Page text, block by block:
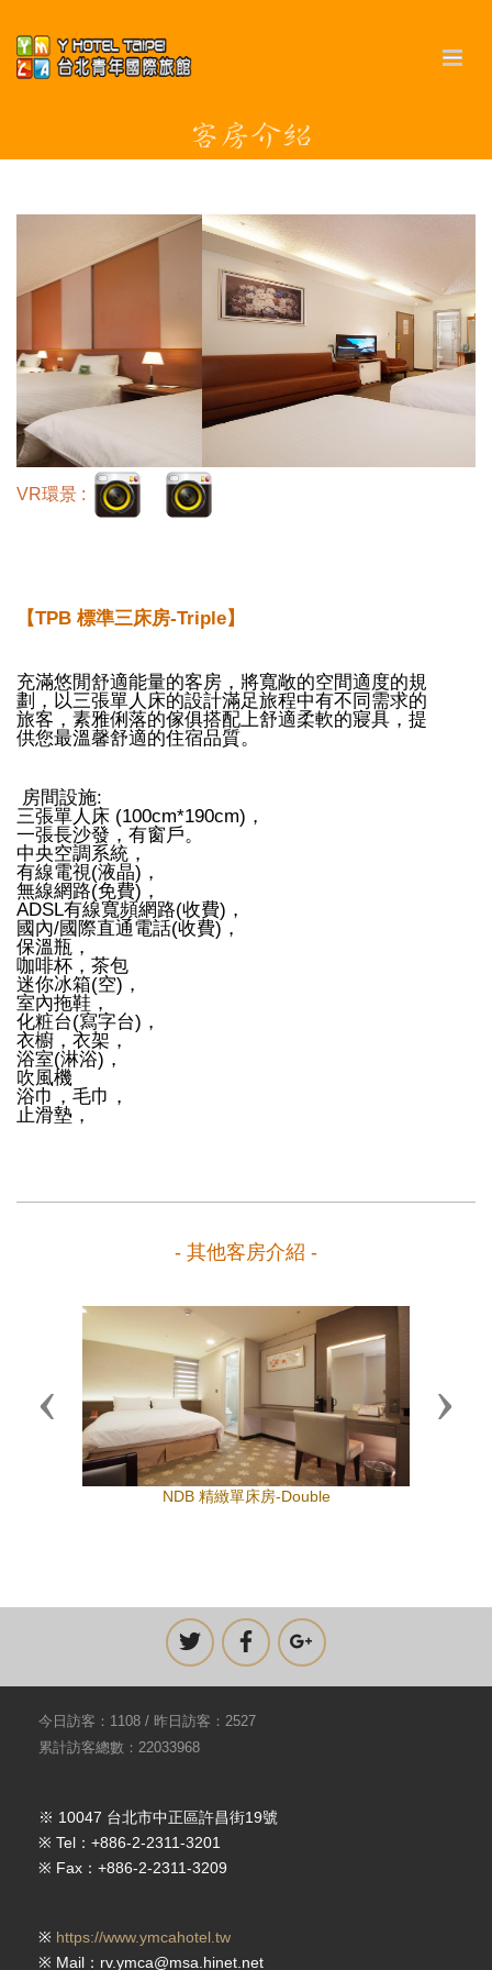
VR環景 :
【TPB 標準三床房-Triple】
充滿悠閒舒適能量的客房，將寬敞的空間適度的規
劃，以三張單人床的設計滿足旅程中有不同需求的
旅客，素雅俐落的傢俱搭配上舒適柔軟的寢具，提
供您最溫馨舒適的住宿品質。
房間設施:
三張單人床 (100cm*190cm)，
一張長沙發，有窗戶。
中央空調系統，
有線電視(液晶)，
無線網路(免費)，
ADSL有線寬頻網路(收費)，
國內/國際直通電話(收費)，
保溫瓶，
咖啡杯，茶包
迷你冰箱(空)，
室內拖鞋，
化粧台(寫字台)，
衣櫥，衣架，
浴室(淋浴)，
吹風機
浴巾，毛巾，
止滑墊，
- 其他客房介紹 -
NDB 精緻單床房-Double
Previous Next
今日訪客：1108 / 昨日訪客：2527
累計訪客總數：22033968
※ 10047 台北市中正區許昌街19號
※ Tel：+886-2-2311-3201
※ Fax：+886-2-2311-3209
※ https://www.ymcahotel.tw
※ Mail：rv.ymca@msa.hinet.net